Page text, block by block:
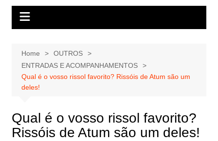
Home
OUTROS
ENTRADAS E ACOMPANHAMENTOS
Qual é o vosso rissol favorito? Rissóis de Atum são um
deles!
Qual é o vosso rissol favorito?
Rissóis de Atum são um deles!